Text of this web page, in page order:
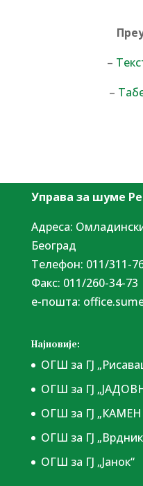
–
–
Управа за шуме
Адреса:
Београд
Tелефон: 011/311-
Факс: 011/260-34-73
е-пошта:
Најновије:
ОГШ за ГЈ
ОГШ за ГЈ
ОГШ за ГЈ
ОГШ за ГЈ
ОГШ за ГЈ „Јанок“